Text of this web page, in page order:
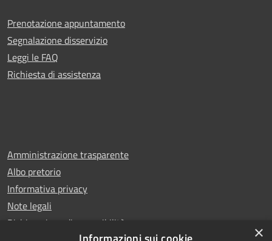
Prenotazione appuntamento
Segnalazione disservizio
Leggi le FAQ
Richiesta di assistenza
Amministrazione trasparente
Albo pretorio
Informativa privacy
Note legali
Dichiarazione di accessibilità
×